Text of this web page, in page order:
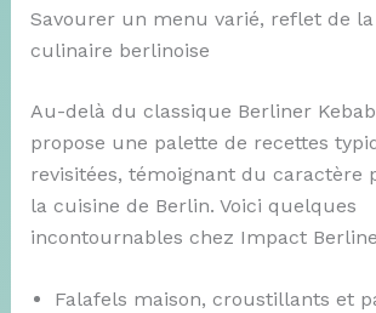
Savourer un menu varié, reflet de
culinaire berlinoise
Au-delà du classique Berliner
propose une palette de recettes
revisitées, témoignant du caractère
la cuisine de Berlin. Voici quelques
incontournables chez Impact
Falafels maison, croustillants et